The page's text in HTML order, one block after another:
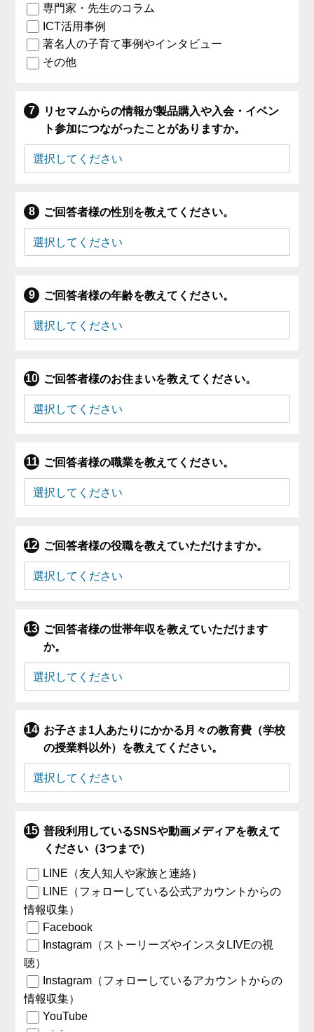
専門家・先生のコラム
ICT活用事例
著名人の子育て事例やインタビュー
その他
リセマムからの情報が製品購入や入会・イベン
ト参加につながったことがありますか。
ご回答者様の性別を教えてください。
ご回答者様の年齢を教えてください。
ご回答者様のお住まいを教えてください。
ご回答者様の職業を教えてください。
ご回答者様の役職を教えていただけますか。
ご回答者様の世帯年収を教えていただけます
か。
お子さま1人あたりにかかる月々の教育費（学校
の授業料以外）を教えてください。
普段利用しているSNSや動画メディアを教えて
ください（3つまで）
LINE（友人知人や家族と連絡）
LINE（フォローしている公式アカウントからの
情報収集）
Facebook
Instagram（ストーリーズやインスタLIVEの視
聴）
Instagram（フォローしているアカウントからの
情報収集）
YouTube